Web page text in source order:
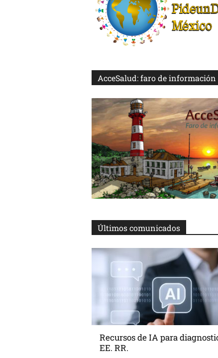
AcceSalud: faro de información
Últimos comunicados
Recursos de IA para
EE. RR.